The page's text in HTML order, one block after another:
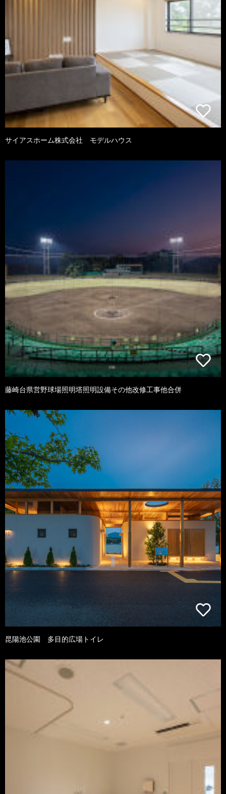
サイアスホーム株式会社 モデルハウス
藤崎台県営野球場照明塔照明設備その他改修工事他合併
昆陽池公園 多目的広場トイレ